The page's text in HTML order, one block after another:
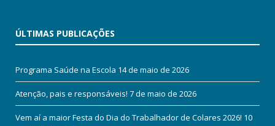
ÚLTIMAS PUBLICAÇÕES
Programa Saúde na Escola 14 de maio de 2026
Atenção, pais e responsáveis! 7 de maio de 2026
Vem aí a maior Festa do Dia do Trabalhador de Colares 2026! 10